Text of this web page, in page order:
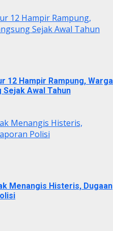
12 Hampir Rampung,
Sejak Awal Tahun
12 Hampir Rampung, Warga
Awal Tahun
Menangis Histeris,
Polisi
Menangis Histeris, Dugaan